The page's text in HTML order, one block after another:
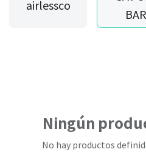
airlessco
BAR
Ningún
No hay productos